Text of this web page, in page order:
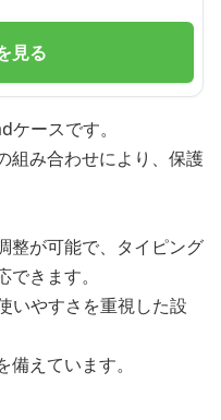
見る
ースです。
組み合わせにより、保護
整が可能で、タイピング
きます。
いやすさを重視した設
えています。